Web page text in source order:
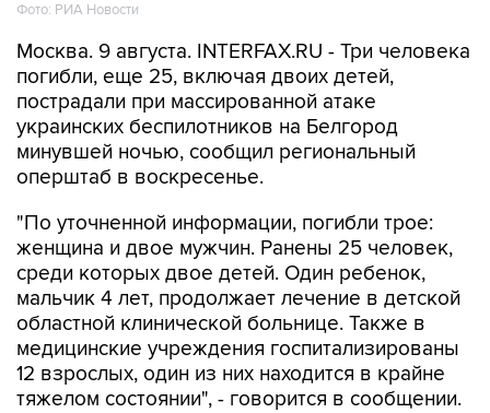
Фото: РИА Новости
Москва. 9 августа. INTERFAX.RU - Три человека
погибли, еще 25, включая двоих детей,
пострадали при массированной атаке
украинских беспилотников на Белгород
минувшей ночью, сообщил региональный
оперштаб в воскресенье.
"По уточненной информации, погибли трое:
женщина и двое мужчин. Ранены 25 человек,
среди которых двое детей. Один ребенок,
мальчик 4 лет, продолжает лечение в детской
областной клинической больнице. Также в
медицинские учреждения госпитализированы
12 взрослых, один из них находится в крайне
тяжелом состоянии", - говорится в сообщении.